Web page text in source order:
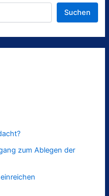
Suchen
zum Ablegen der